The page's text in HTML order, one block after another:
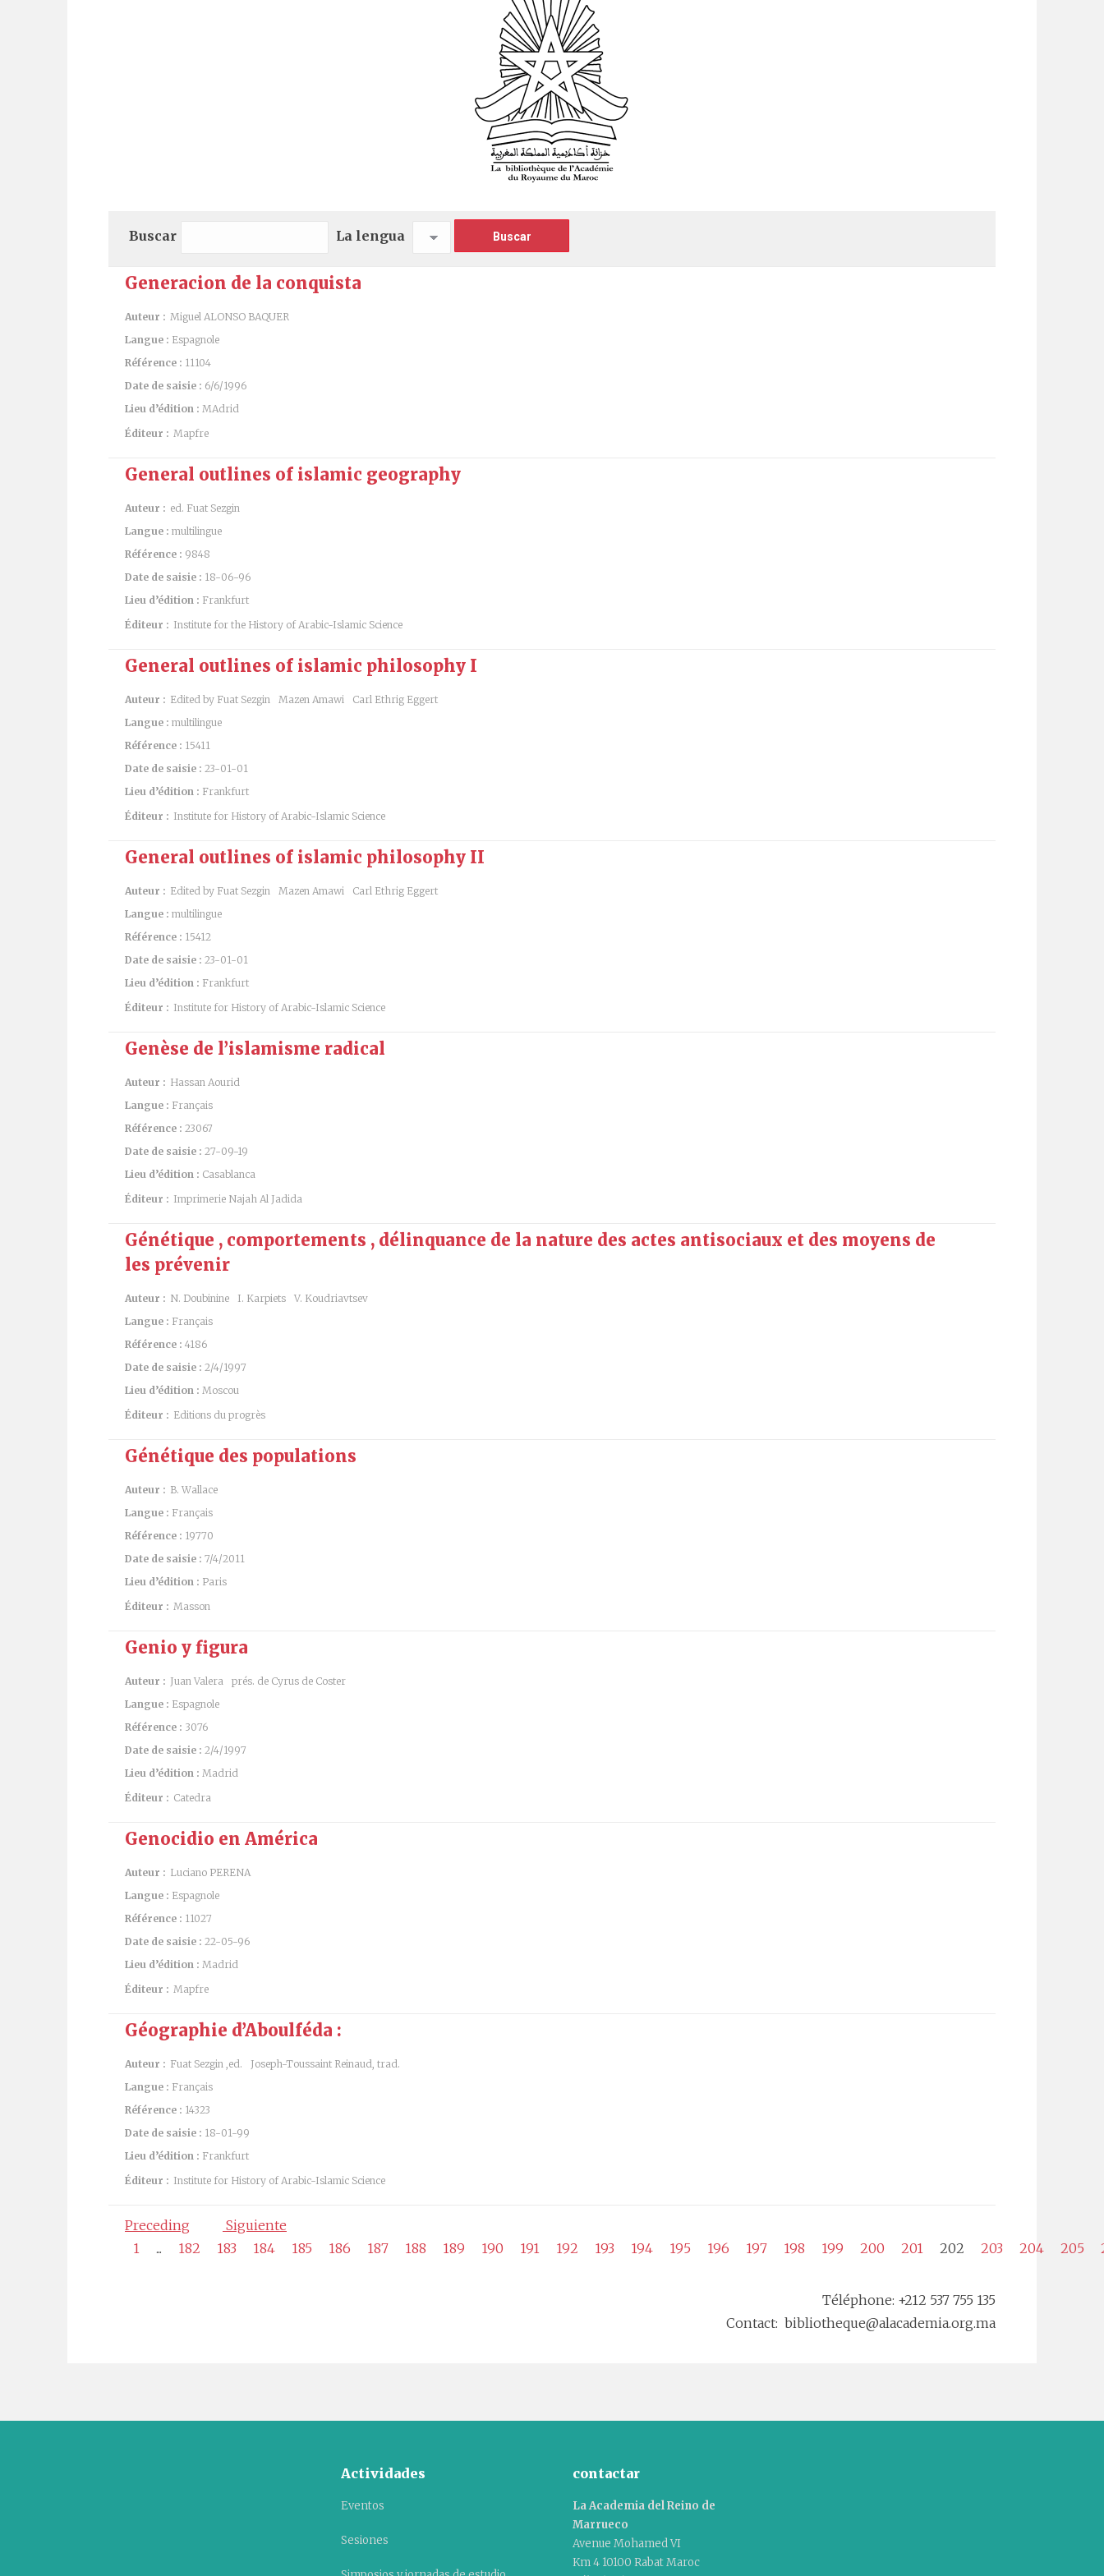
Buscar La lengua
Generacion de la conquista
Auteur : Miguel ALONSO BAQUER
Langue : Espagnole
Référence : 11104
Date de saisie : 6/6/1996
Lieu d’édition : MAdrid
Éditeur : Mapfre
General outlines of islamic geography
Auteur : ed. Fuat Sezgin
Langue : multilingue
Référence : 9848
Date de saisie : 18-06-96
Lieu d’édition : Frankfurt
Éditeur : Institute for the History of Arabic-Islamic Science
General outlines of islamic philosophy I
Auteur : Edited by Fuat Sezgin Mazen Amawi
Carl Ethrig Eggert
Langue : multilingue
Référence : 15411
Date de saisie : 23-01-01
Lieu d’édition : Frankfurt
Éditeur : Institute for History of Arabic-Islamic Science
General outlines of islamic philosophy II
Auteur : Edited by Fuat Sezgin Mazen Amawi
Carl Ethrig Eggert
Langue : multilingue
Référence : 15412
Date de saisie : 23-01-01
Lieu d’édition : Frankfurt
Éditeur : Institute for History of Arabic-Islamic Science
Genèse de l’islamisme radical
Auteur : Hassan Aourid
Langue : Français
Référence : 23067
Date de saisie : 27-09-19
Lieu d’édition : Casablanca
Éditeur : Imprimerie Najah Al Jadida
Génétique , comportements , délinquance de la nature des actes antisociaux et des moyens de
les prévenir
Auteur : N. Doubinine I. Karpiets
V. Koudriavtsev
Langue : Français
Référence : 4186
Date de saisie : 2/4/1997
Lieu d’édition : Moscou
Éditeur : Editions du progrès
Génétique des populations
Auteur : B. Wallace
Langue : Français
Référence : 19770
Date de saisie : 7/4/2011
Lieu d’édition : Paris
Éditeur : Masson
Genio y figura
Auteur : Juan Valera
prés. de Cyrus de Coster
Langue : Espagnole
Référence : 3076
Date de saisie : 2/4/1997
Lieu d’édition : Madrid
Éditeur : Catedra
Genocidio en América
Auteur : Luciano PERENA
Langue : Espagnole
Référence : 11027
Date de saisie : 22-05-96
Lieu d’édition : Madrid
Éditeur : Mapfre
Géographie d’Aboulféda :
Auteur : Fuat Sezgin ,ed.
Joseph-Toussaint Reinaud, trad.
Langue : Français
Référence : 14323
Date de saisie : 18-01-99
Lieu d’édition : Frankfurt
Éditeur : Institute for History of Arabic-Islamic Science
Preceding
Siguiente
1
... 182 183 184 185 186 187 188 189 190 191 192 193 194 195 196 197 198 199 200 201 202 203 204 205
Téléphone: +212 537 755 135
Contact: bibliotheque@alacademia.org.ma
Actividades
Eventos
Sesiones
contactar
La Academia del Reino de
Marrueco
Avenue Mohamed VI
Km 4 10100 Rabat Maroc